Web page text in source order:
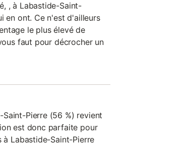
, à Labastide-Saint-
en ont. Ce n'est d'ailleurs
le plus élevé de
faut pour décrocher un
Pierre (56 %) revient
est donc parfaite pour
Labastide-Saint-Pierre